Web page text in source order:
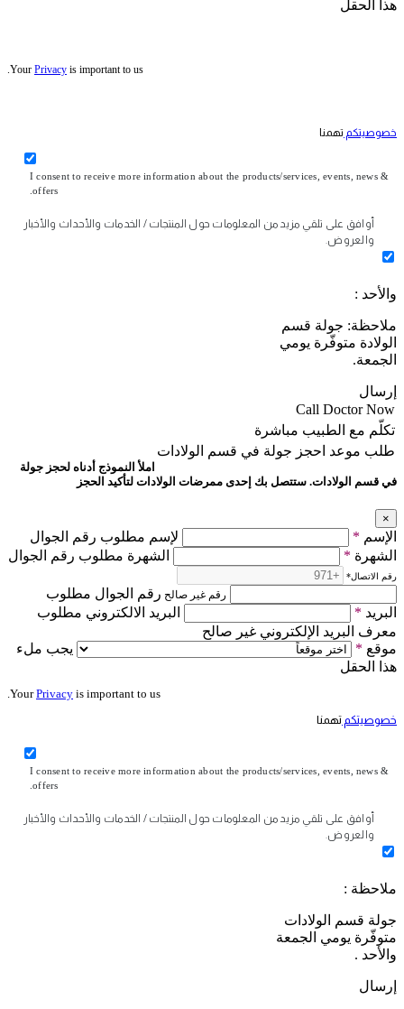
هذا الحقل
Your Privacy is important to us.
خصوصيتكم تهمنا
I consent to receive more information about the products/services, events, news &
offers.
أوافق على تلقي مزيد من المعلومات حول المنتجات / الخدمات والأحداث والأخبار
والعروض.
والأحد :
ملاحظة: جولة قسم
الولادة متوفّرة يومي
الجمعة.
إرسال
Call Doctor Now
تكلّم مع الطبيب مباشرة
طلب موعد احجز جولة في قسم الولادات
املأ النموذج أدناه لحجز جولة
في قسم الولادات. ستتصل بك إحدى ممرضات الولادات لتأكيد الحجز
×
الإسم *
لإسم مطلوب رقم الجوال
الشهرة * الشهرة مطلوب رقم الجوال
رقم الاتصال*
رقم غير صالح رقم الجوال مطلوب
البريد *
البريد الالكتروني مطلوب
معرف البريد الإلكتروني غير صالح
موقع *
يجب ملء
هذا الحقل
YourPrivacy is important to us.
خصوصيتكم تهمنا
I consent to receive more information about the products/services, events, news &
offers.
أوافق على تلقي مزيد من المعلومات حول المنتجات / الخدمات والأحداث والأخبار
والعروض.
ملاحظة :
جولة قسم الولادات
متوفّرة يومي الجمعة
والأحد .
إرسال